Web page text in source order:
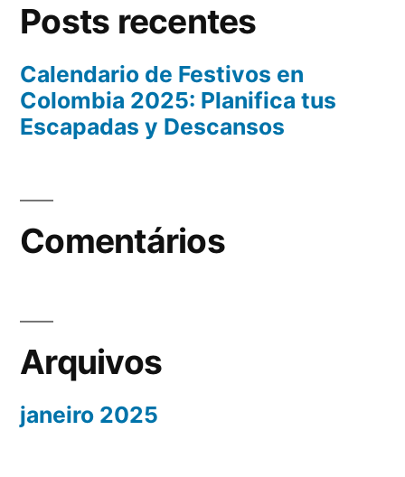
Posts recentes
Calendario de Festivos en
Colombia 2025: Planifica tus
Escapadas y Descansos
Comentários
Arquivos
janeiro 2025